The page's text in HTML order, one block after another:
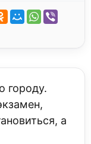
городу.
а